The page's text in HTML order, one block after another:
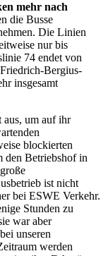
mehr nach
die Busse
Die Linien
nur bis
74 endet von
Bergius-
insgesamt
aus, um auf ihr
blockierten
den Betriebshof in
ist nicht
bei ESWE Verkehr.
Stunden zu
war aber
unseren
werden